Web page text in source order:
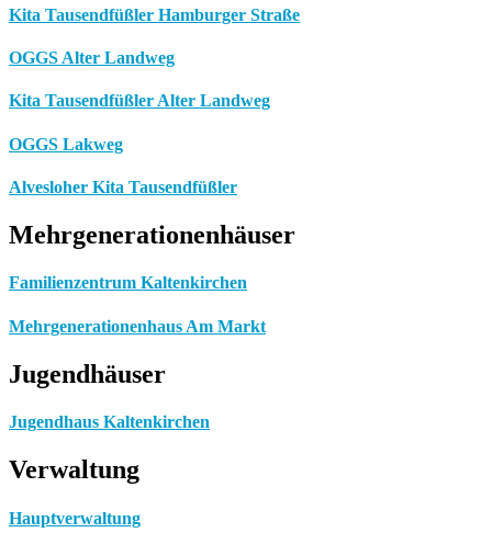
Kita Tausendfüßler Hamburger Straße
OGGS Alter Landweg
Kita Tausendfüßler Alter Landweg
OGGS Lakweg
Alvesloher Kita Tausendfüßler
Mehrgenerationenhäuser
Familienzentrum Kaltenkirchen
Mehrgenerationenhaus Am Markt
Jugendhäuser
Jugendhaus Kaltenkirchen
Verwaltung
Hauptverwaltung